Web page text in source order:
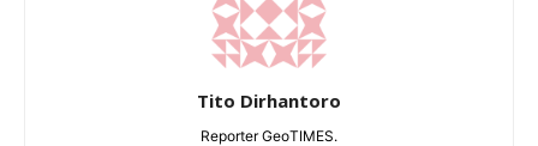
Tito Dirhantoro
Reporter GeoTIMES.